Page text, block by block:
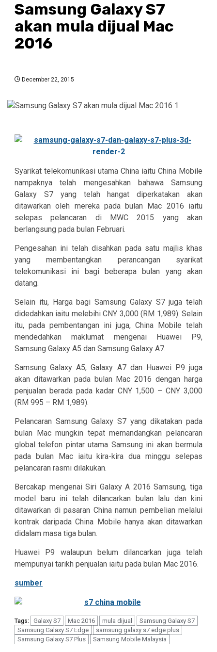
Samsung Galaxy S7
akan mula dijual Mac
2016
December 22, 2015
Syarikat telekomunikasi utama China iaitu China Mobile
nampaknya telah mengesahkan bahawa Samsung
Galaxy S7 yang telah hangat diperkatakan akan
ditawarkan oleh mereka pada bulan Mac 2016 iaitu
selepas pelancaran di MWC 2015 yang akan
berlangsung pada bulan Februari.
Pengesahan ini telah disahkan pada satu majlis khas
yang membentangkan perancangan syarikat
telekomunikasi ini bagi beberapa bulan yang akan
datang.
Selain itu, Harga bagi Samsung Galaxy S7 juga telah
didedahkan iaitu melebihi CNY 3,000 (RM 1,989). Selain
itu, pada pembentangan ini juga, China Mobile telah
mendedahkan maklumat mengenai Huawei P9,
Samsung Galaxy A5 dan Samsung Galaxy A7.
Samsung Galaxy A5, Galaxy A7 dan Huawei P9 juga
akan ditawarkan pada bulan Mac 2016 dengan harga
penjualan berada pada kadar CNY 1,500 – CNY 3,000
(RM 995 – RM 1,989).
Pelancaran Samsung Galaxy S7 yang dikatakan pada
bulan Mac mungkin tepat memandangkan pelancaran
global telefon pintar utama Samsung ini akan bermula
pada bulan Mac iaitu kira-kira dua minggu selepas
pelancaran rasmi dilakukan.
Bercakap mengenai Siri Galaxy A 2016 Samsung, tiga
model baru ini telah dilancarkan bulan lalu dan kini
ditawarkan di pasaran China namun pembelian melalui
kontrak daripada China Mobile hanya akan ditawarkan
didalam masa tiga bulan.
Huawei P9 walaupun belum dilancarkan juga telah
mempunyai tarikh penjualan iaitu pada bulan Mac 2016.
sumber
Tags: Galaxy S7 Mac 2016 mula dijual
Samsung Galaxy S7
Samsung Galaxy S7 Edge
samsung galaxy s7 edge plus
Samsung Galaxy S7 Plus
Samsung Mobile Malaysia